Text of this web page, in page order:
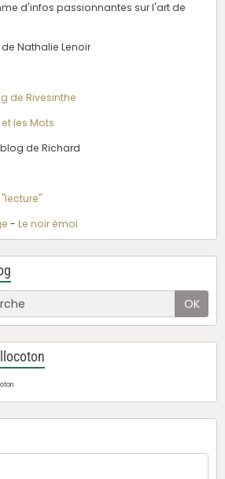
d'infos passionnantes sur l'art de
de Nathalie Lenoir
de Rivesinthe
les Mots
de Richard
- Le noir émoi
OK